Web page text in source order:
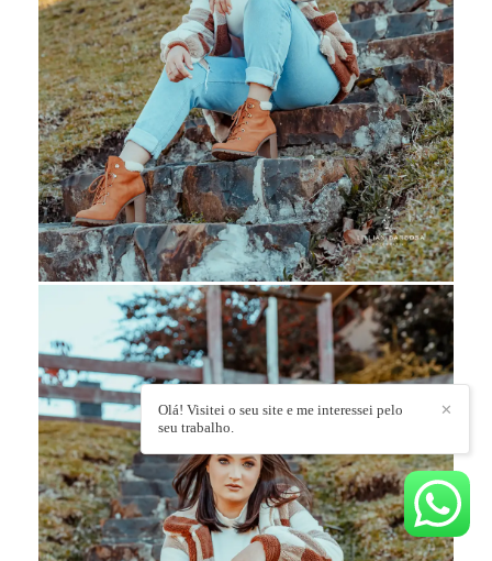
✕
Olá! Visitei o seu site e me interessei pelo
seu trabalho.